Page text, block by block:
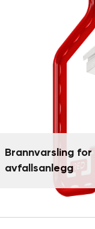
Brannvarsling for
avfallsanlegg